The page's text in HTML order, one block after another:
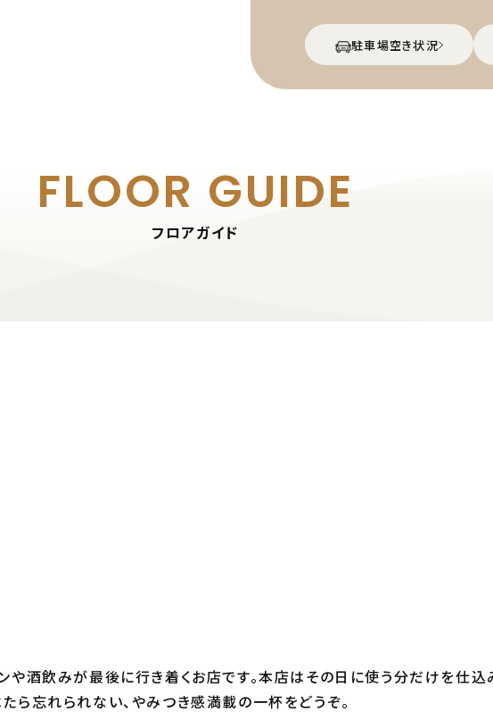
駐車場空き状況
FLOOR GUIDE
フロアガイド
や酒飲みが最後に行き着くお店です。本店はその日に使う分だけを仕込
ら忘れられない、やみつき感満載の一杯をどうぞ。